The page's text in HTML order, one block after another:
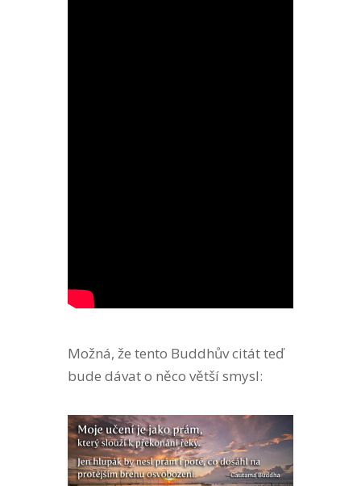
Možná, že tento Buddhův citát teď
bude dávat o něco větší smysl: